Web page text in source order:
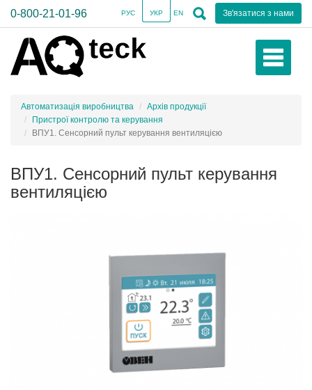
0-800-21-01-96 Зв'язатися з нами
РУС УКР EN
Автоматизація виробництва
Архів продукції
Пристрої контролю та керування
ВПУ1. Сенсорний пульт керування вентиляцією
ВПУ1. Сенсорний пульт керування
вентиляцією